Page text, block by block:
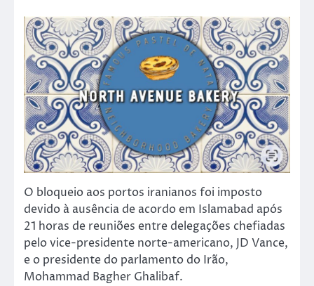
O bloqueio aos portos iranianos foi imposto
devido à ausência de acordo em Islamabad após
21 horas de reuniões entre delegações chefiadas
pelo vice-presidente norte-americano, JD Vance,
e o presidente do parlamento do Irão,
Mohammad Bagher Ghalibaf.